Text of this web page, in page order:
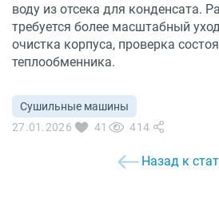
воду из отсека для конденсата.
требуется более масштабный
очистка корпуса, проверка
теплообменника.
Сушильные машины
27.01.2026
41 414
Назад к